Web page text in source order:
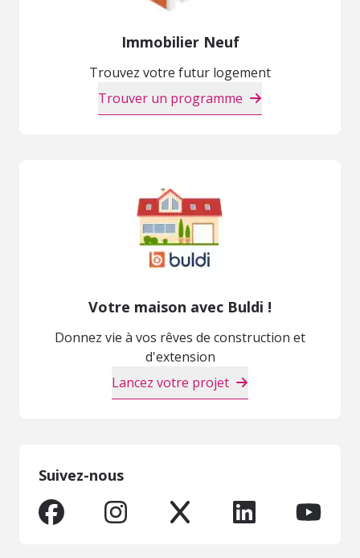
Immobilier Neuf
Trouvez votre futur logement
Trouver un programme
Votre maison avec Buldi !
Donnez vie à vos rêves de construction et
d'extension
Lancez votre projet
Suivez-nous